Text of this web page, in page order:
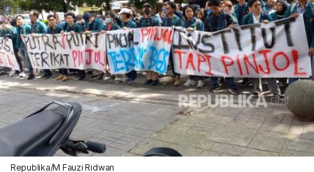
Republika/M Fauzi Ridwan